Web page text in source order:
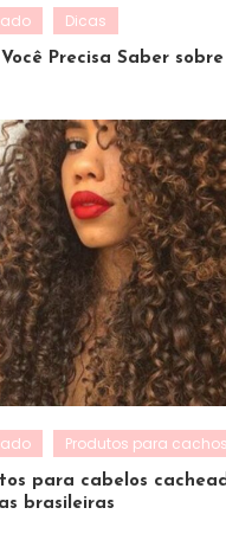
Dicas
Precisa Saber
Produtos para cachos
para cabelos
brasileiras